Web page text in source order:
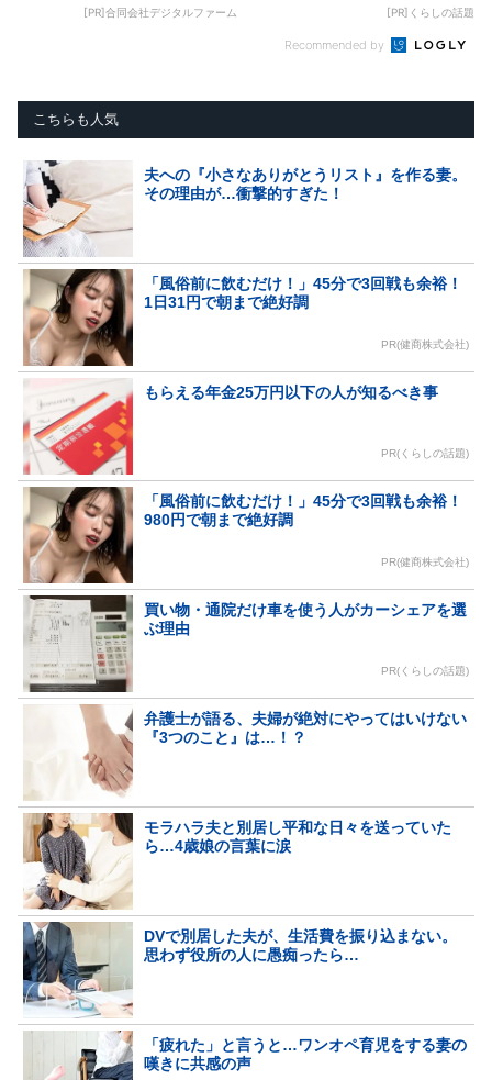
[PR]合同会社デジタルファーム [PR]くらしの話題
Recommended by
こちらも人気
夫への『小さなありがとうリスト』を作る妻。
その理由が…衝撃的すぎた！
「風俗前に飲むだけ！」45分で3回戦も余裕！
1日31円で朝まで絶好調
PR(健商株式会社)
もらえる年金25万円以下の人が知るべき事
PR(くらしの話題)
「風俗前に飲むだけ！」45分で3回戦も余裕！
980円で朝まで絶好調
PR(健商株式会社)
買い物・通院だけ車を使う人がカーシェアを選
ぶ理由
PR(くらしの話題)
弁護士が語る、夫婦が絶対にやってはいけない
『3つのこと』は…！？
モラハラ夫と別居し平和な日々を送っていた
ら…4歳娘の言葉に涙
DVで別居した夫が、生活費を振り込まない。
思わず役所の人に愚痴ったら…
「疲れた」と言うと…ワンオペ育児をする妻の
嘆きに共感の声